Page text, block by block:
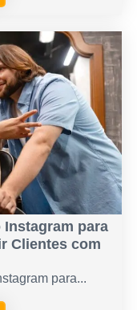
para
Clientes com
para...